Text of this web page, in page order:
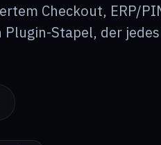
Checkout, ERP/
Stapel, der